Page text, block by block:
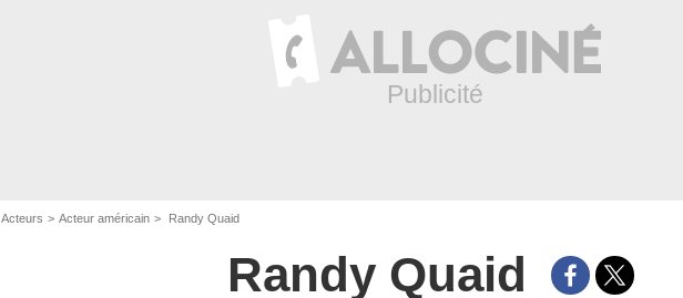
Acteurs Acteur américain Randy Quaid
Randy Quaid